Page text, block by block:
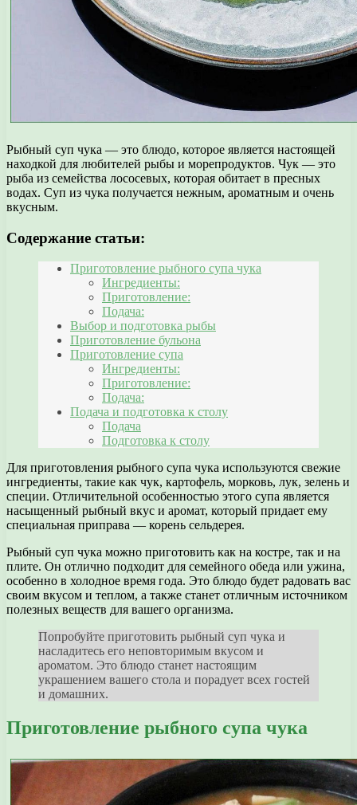
Рыбный суп чука — это блюдо, которое является настоящей
находкой для любителей рыбы и морепродуктов. Чук — это
рыба из семейства лососевых, которая обитает в пресных
водах. Суп из чука получается нежным, ароматным и очень
вкусным.
Содержание статьи:
Приготовление рыбного супа чука
Ингредиенты:
Приготовление:
Подача:
Выбор и подготовка рыбы
Приготовление бульона
Приготовление супа
Ингредиенты:
Приготовление:
Подача:
Подача и подготовка к столу
Подача
Подготовка к столу
Для приготовления рыбного супа чука используются свежие
ингредиенты, такие как чук, картофель, морковь, лук, зелень и
специи. Отличительной особенностью этого супа является
насыщенный рыбный вкус и аромат, который придает ему
специальная приправа — корень сельдерея.
Рыбный суп чука можно приготовить как на костре, так и на
плите. Он отлично подходит для семейного обеда или ужина,
особенно в холодное время года. Это блюдо будет радовать вас
своим вкусом и теплом, а также станет отличным источником
полезных веществ для вашего организма.
Попробуйте приготовить рыбный суп чука и
насладитесь его неповторимым вкусом и
ароматом. Это блюдо станет настоящим
украшением вашего стола и порадует всех гостей
и домашних.
Приготовление рыбного супа чука